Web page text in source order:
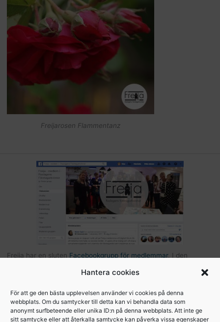
Hantera cookies
För att ge den bästa upplevelsen använder vi cookies på denna
webbplats. Om du samtycker till detta kan vi behandla data som
anonymt surfbeteende eller unika ID:n på denna webbplats. Att inte ge
sitt samtycke eller att återkalla samtycke kan påverka vissa egenskaper
Freijarosen Flammentanz
Freija har en sluten Facebookgrupp för medlemmar. I den
gruppen kan du som är medlem kommunicera med andra Freijor,
filer från Freijaträffar. Om du är Freija och finns på Facebook –
begär att få bli medlem.